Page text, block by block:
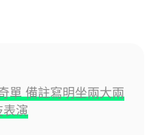
單 備註寫明坐兩大兩
演